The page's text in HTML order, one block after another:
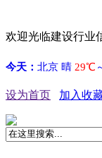
欢迎光临建设行业
设为首页 加入收